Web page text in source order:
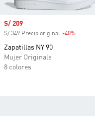
Precio de venta
S/ 209
S/ 349 Precio original -40%
Zapatillas NY 90
Mujer Originals
8 colores